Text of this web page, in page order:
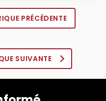
PRÉCÉDENTE
SUIVANTE